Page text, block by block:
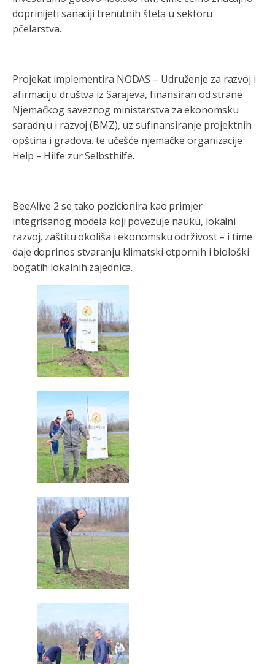
doprinijeti sanaciji trenutnih šteta u sektoru
pčelarstva.
Projekat implementira NODAS – Udruženje za razvoj i
afirmaciju društva iz Sarajeva, finansiran od strane
Njemačkog saveznog ministarstva za ekonomsku
saradnju i razvoj (BMZ), uz sufinansiranje projektnih
opština i gradova. te učešće njemačke organizacije
Help – Hilfe zur Selbsthilfe.
BeeAlive 2 se tako pozicionira kao primjer
integrisanog modela koji povezuje nauku, lokalni
razvoj, zaštitu okoliša i ekonomsku održivost – i time
daje doprinos stvaranju klimatski otpornih i biološki
bogatih lokalnih zajednica.